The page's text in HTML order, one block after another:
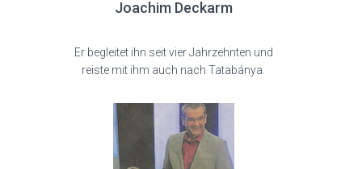
Joachim Deckarm
Er begleitet ihn seit vier Jahrzehnten und
reiste mit ihm auch nach Tatabánya.